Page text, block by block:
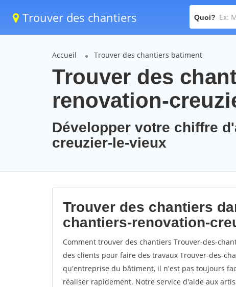
Trouver des chantiers Quoi?
Accueil Trouver des chantiers batiment
Trouver des
renovation-
Développer votre chiffre
creuzier-le-vieux
Trouver des chantiers
chantiers-renovation-
Comment trouver des chantiers Trouver-des-
des clients pour faire des travaux Trouver-des-
qu'entreprise du bâtiment, il n'est pas toujours
réaliser rapidement. Notre service d'aide aux